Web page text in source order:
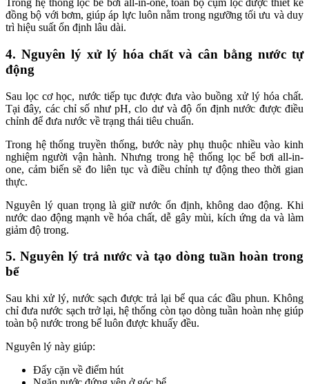
Trong hệ thống lọc bể bơi all-in-one, toàn bộ cụm lọc được thiết kế
đồng bộ với bơm, giúp áp lực luôn nằm trong ngưỡng tối ưu và duy
trì hiệu suất ổn định lâu dài.
4. Nguyên lý xử lý hóa chất và cân bằng nước tự
động
Sau lọc cơ học, nước tiếp tục được đưa vào buồng xử lý hóa chất.
Tại đây, các chỉ số như pH, clo dư và độ ổn định nước được điều
chỉnh để đưa nước về trạng thái tiêu chuẩn.
Trong hệ thống truyền thống, bước này phụ thuộc nhiều vào kinh
nghiệm người vận hành. Nhưng trong hệ thống lọc bể bơi all-in-
one, cảm biến sẽ đo liên tục và điều chỉnh tự động theo thời gian
thực.
Nguyên lý quan trọng là giữ nước ổn định, không dao động. Khi
nước dao động mạnh về hóa chất, dễ gây mùi, kích ứng da và làm
giảm độ trong.
5. Nguyên lý trả nước và tạo dòng tuần hoàn trong
bể
Sau khi xử lý, nước sạch được trả lại bể qua các đầu phun. Không
chỉ đưa nước sạch trở lại, hệ thống còn tạo dòng tuần hoàn nhẹ giúp
toàn bộ nước trong bể luôn được khuấy đều.
Nguyên lý này giúp:
Đẩy cặn về điểm hút